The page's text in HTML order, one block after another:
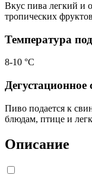
Вкус пива легкий и
тропических
Температура
8-10 °C
Пиво подается к
блюдам, птице и
Описание